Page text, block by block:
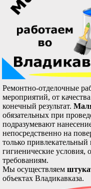
Ремонтно-отделочные
мероприятий, от
конечный результат.
обязательных при
подразумевают
непосредственно на
только
гигиенические
требованиям.
Мы осуществляем
объектах Владикавказа.